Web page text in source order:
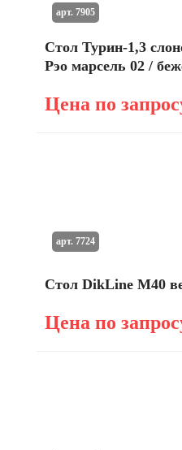
Стол Турин-1,3
Рэо марсель 02 /
Цена по
арт. 7905
Стол DikLine М40
Цена по
арт. 7724